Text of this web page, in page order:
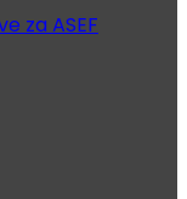
za ASEF